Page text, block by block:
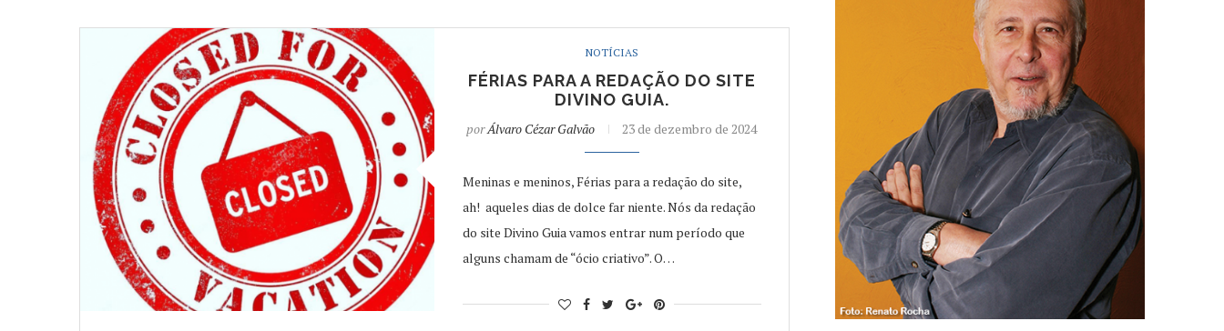
NOTÍCIAS
FÉRIAS PARA A REDAÇÃO DO SITE
DIVINO GUIA.
porÁlvaro Cézar Galvão 23 de dezembro de 2024
Meninas e meninos, Férias para a redação do site,
ah! aqueles dias de dolce far niente. Nós da redação
do site Divino Guia vamos entrar num período que
alguns chamam de “ócio criativo”. O…